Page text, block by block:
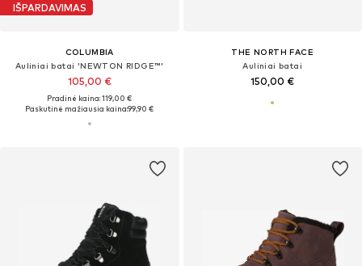
IŠPARDAVIMAS
COLUMBIA
Auliniai batai 'NEWTON RIDGE™'
105,00 €
Pradinė kaina: 119,00 €
Paskutinė mažiausia kaina:99,90 €
THE NORTH FACE
Auliniai batai
150,00 €